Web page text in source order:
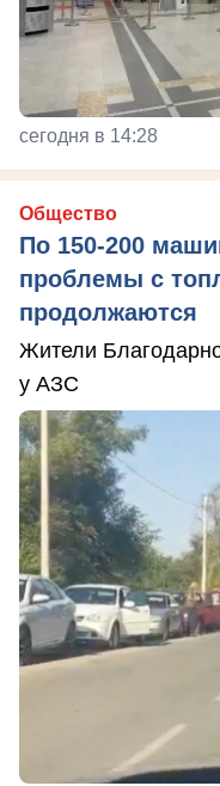
сегодня в 14:28
Общество
По 150-200
проблемы с
продолжаются
Жители
у АЗС